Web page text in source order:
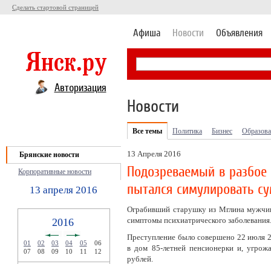
Сделать стартовой страницей
Афиша Новости Объявления
Авторизация
Новости
Все темы Политика Бизнес
Брянские новости
Корпоративные новости
13 апреля 2016
2016
01 02 03 04 05
06
07
08 09 10 11 12
13 Апреля 2016
Подозреваемый в
пытался симулировать
Ограбивший старушку из Мглина
симптомы психиатрического заболевания.
Преступление было совершено 22 июля
в дом 85-летней пенсионерки и,
рублей.